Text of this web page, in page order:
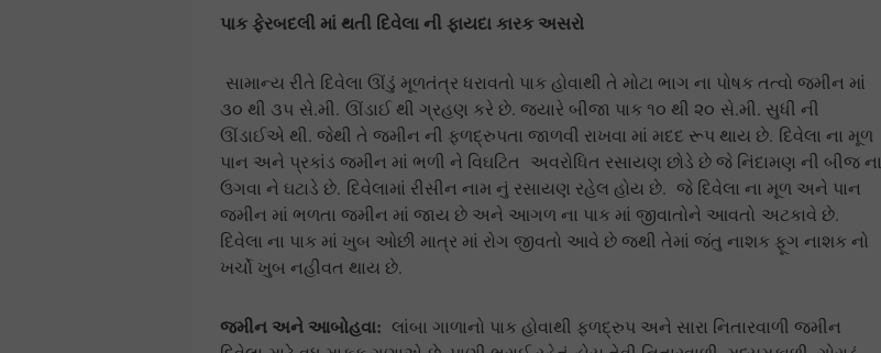
પાક ફેરબદલી માં થતી દિવેલા ની ફાયદા કારક અસરો
સામાન્ય રીતે દિવેલા ઊંડું મૂળતંત્ર ધરાવતો પાક હોવાથી તે મોટા ભાગ ના પોષક તત્વો જમીન માં
૩૦ થી ૩૫ સે.મી. ઊંડાઈ થી ગ્રહણ કરે છે. જયારે બીજા પાક ૧૦ થી ૨૦ સે.મી. સુધી ની
ઊંડાઈએ થી. જેથી તે જમીન ની ફળદ્રુપતા જાળવી રાખવા માં મદદ રૂપ થાય છે. દિવેલા ના મૂળ
પાન અને પ્રકાંડ જમીન માં ભળી ને વિઘટિત અવરોધિત રસાયણ છોડે છે જે નિંદામણ ની બીજ ના
ઉગવા ને ઘટાડે છે. દિવેલામાં રીસીન નામ નું રસાયણ રહેલ હોય છે. જે દિવેલા ના મૂળ અને પાન
જમીન માં ભળતા જમીન માં જાય છે અને આગળ ના પાક માં જીવાતોને આવતો અટકાવે છે.
દિવેલા ના પાક માં ખુબ ઓછી માત્ર માં રોગ જીવતો આવે છે જથી તેમાં જંતુ નાશક ફૂગ નાશક નો
ખર્ચો ખુબ નહીવત થાય છે.
જમીન અને આબોહવા: લાંબા ગાળાનો પાક હોવાથી ફળદ્રુપ અને સારા નિતારવાળી જમીન